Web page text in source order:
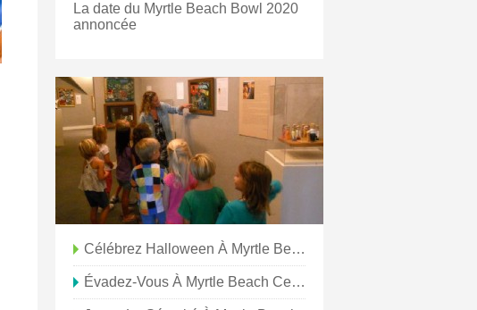
La date du Myrtle Beach Bowl 2020
annoncée
Célébrez Halloween À Myrtle Beach, SC
Évadez-Vous À Myrtle Beach Cet Automne